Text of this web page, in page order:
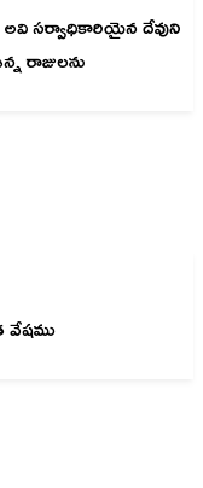
అవి సర్వాధికారియైన దేవుని
రాజులను
వేషము